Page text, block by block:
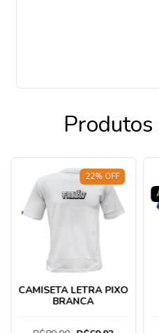
22% OFF
CAMISETA LETRA PIXO
BRANCA